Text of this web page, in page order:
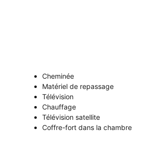
Cheminée
Matériel de repassage
Télévision
Chauffage
Télévision satellite
Coffre-fort dans la chambre